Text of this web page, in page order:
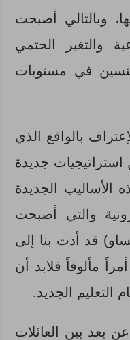
وبالتالي أصبحت
والتغير الحتمي
في مستويات
بالواقع الذي
جديدة
الأساليب الجديدة
والتي أصبحت
قد أدت بنا إلى
مألوفاً فلابد أن
التعليم الجديد.
بعد بين العائلات